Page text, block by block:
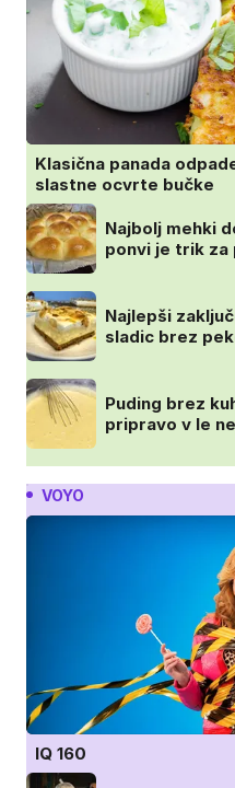
Klasična panada
slastne ocvrte bučke
Najbolj mehki
ponvi je trik
Najlepši
sladic brez
Puding brez
pripravo v le
VOYO
IQ 160